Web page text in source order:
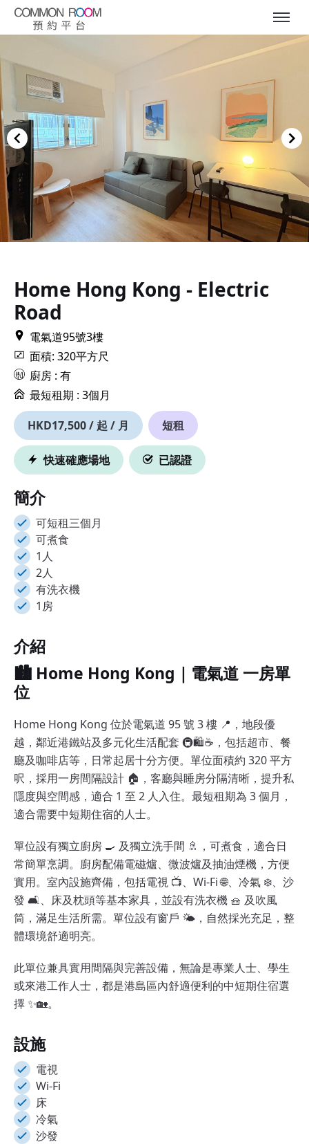
Home Hong Kong - Electric
Road
電氣道95號3樓
面積: 320平方尺
廚房 : 有
最短租期 : 3個月
HKD17,500 / 起 / 月
短租
快速確應場地 已認證
簡介
可短租三個月
可煮食
1人
2人
有洗衣機
1房
介紹
🏙️ Home Hong Kong｜電氣道 一房單
位
Home Hong Kong 位於電氣道 95 號 3 樓 📍，地段優
越，鄰近港鐵站及多元化生活配套 🚇🛍️☕，包括超市、餐
廳及咖啡店等，日常起居十分方便。單位面積約 320 平方
呎，採用一房間隔設計 🏠，客廳與睡房分隔清晰，提升私
隱度與空間感，適合 1 至 2 人入住。最短租期為 3 個月，
適合需要中短期住宿的人士。
單位設有獨立廚房 🍳 及獨立洗手間 🚿，可煮食，適合日
常簡單烹調。廚房配備電磁爐、微波爐及抽油煙機，方便
實用。室內設施齊備，包括電視 📺、Wi‑Fi 🌐、冷氣 ❄️、沙
發 🛋️、床及枕頭等基本家具，並設有洗衣機 🧺 及吹風
筒，滿足生活所需。單位設有窗戶 🌤️，自然採光充足，整
體環境舒適明亮。
此單位兼具實用間隔與完善設備，無論是專業人士、學生
或來港工作人士，都是港島區內舒適便利的中短期住宿選
擇 ✨🏡。
設施
電視
Wi-Fi
床
冷氣
沙發